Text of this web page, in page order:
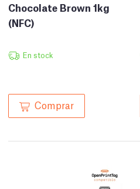
Chocolate Brown 1kg
(NFC)
En stock
Comprar